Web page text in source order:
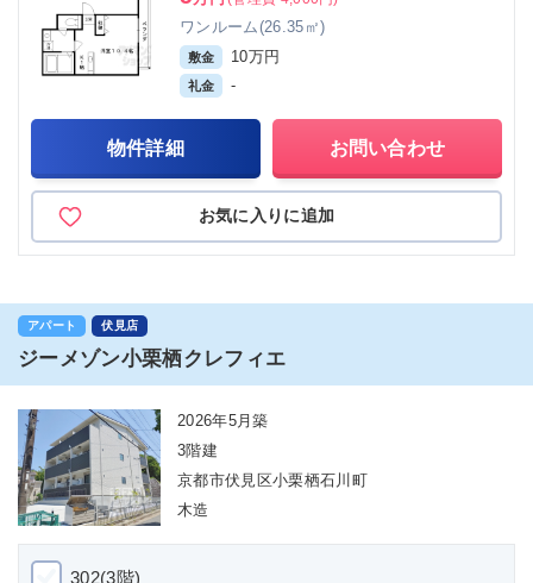
ワンルーム(26.35㎡)
敷金 10万円
礼金 -
物件詳細 お問い合わせ
お気に入りに追加
アパート 伏見店
ジーメゾン小栗栖クレフィエ
2026年5月築
3階建
京都市伏見区小栗栖石川町
木造
302(3階)